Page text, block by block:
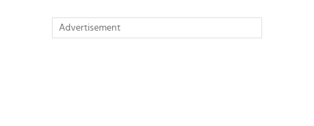
Advertisement